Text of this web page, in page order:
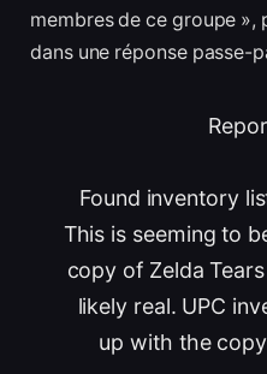
membres de ce groupe
dans une réponse passe-
Found inventory
This is seeming to
copy of Zelda
likely real. UPC
up with the